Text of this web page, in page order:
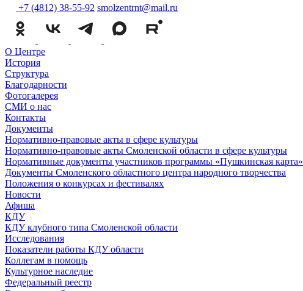
+7 (4812) 38-55-92 smolzentrnt@mail.ru
О Центре
История
Структура
Благодарности
Фотогалерея
СМИ о нас
Контакты
Документы
Нормативно-правовые акты в сфере культуры
Нормативно-правовые акты Смоленской области в сфере культуры
Нормативные документы участников программы «Пушкинская карта»
Документы Смоленского областного центра народного творчества
Положения о конкурсах и фестивалях
Новости
Афиша
КДУ
КДУ клубного типа Смоленской области
Исследования
Показатели работы КДУ области
Коллегам в помощь
Культурное наследие
Федеральный реестр